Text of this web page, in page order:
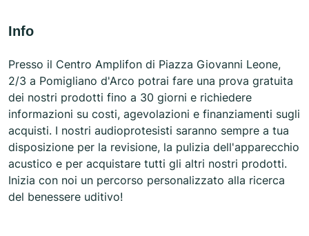
Info
Presso il Centro Amplifon di Piazza Giovanni Leone,
2/3 a Pomigliano d'Arco potrai fare una prova gratuita
dei nostri prodotti fino a 30 giorni e richiedere
informazioni su costi, agevolazioni e finanziamenti sugli
acquisti. I nostri audioprotesisti saranno sempre a tua
disposizione per la revisione, la pulizia dell'apparecchio
acustico e per acquistare tutti gli altri nostri prodotti.
Inizia con noi un percorso personalizzato alla ricerca
del benessere uditivo!